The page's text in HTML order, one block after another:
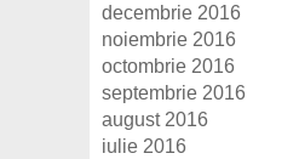
decembrie 2016
noiembrie 2016
octombrie 2016
septembrie 2016
august 2016
iulie 2016